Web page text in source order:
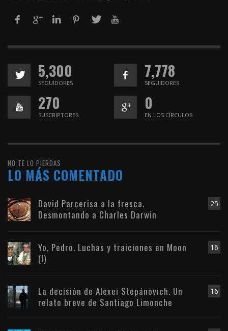
5,300
SEGUIDORES
7,778
SEGUIDORES
270
SUSCRIPTORES
0
EN LOS CÍRCULOS
NO TE LO PIERDAS
LO MÁS COMENTADO
25
David Parcerisa a la fresca.
Desmontando a Charles Darwin
16
Yo, Pedro. Luchas y traiciones en Moon
(I)
16
La decisión de Alexei Stepánovich. Un
relato breve de Santiago Limonche